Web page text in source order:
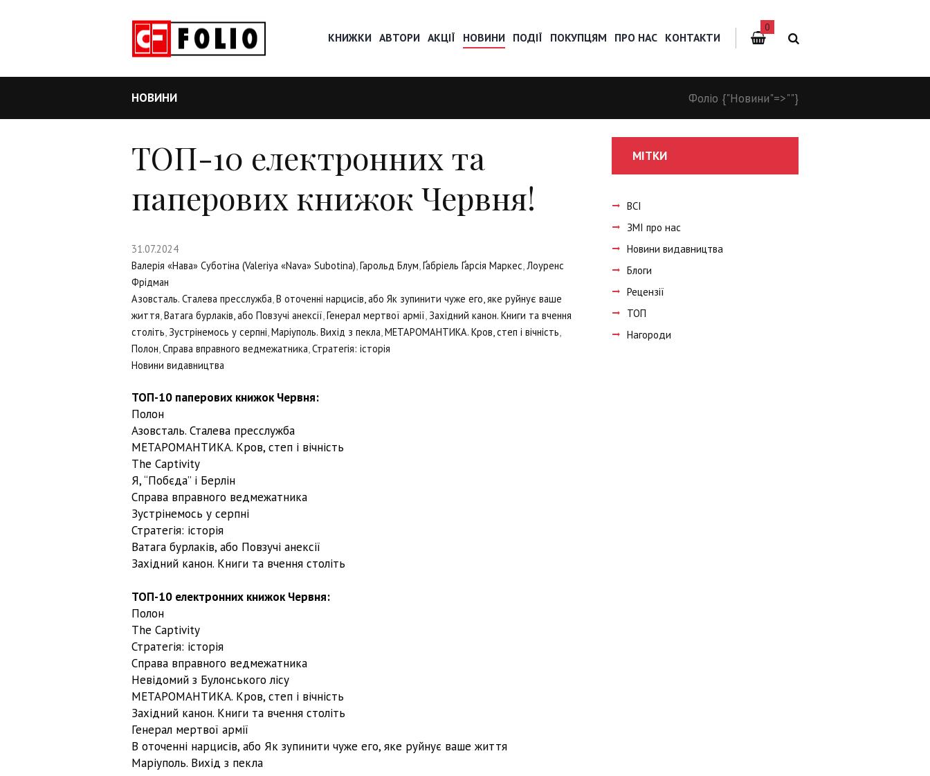
КНИЖКИ АВТОРИ АКЦІЇ НОВИНИ ПОДІЇ ПОКУПЦЯМ ПРО НАС КОНТАКТИ
0
НОВИНИ Фоліо {"Новини"=>""}
ТОП-10 електронних та
паперових книжок Червня!
31.07.2024
Валерія «Нава» Суботіна (Valeriya «Nava» Subotina),Гарольд Блум,Ґабріель Ґарсія Маркес,Лоуренс
Фрідман
Азовсталь. Сталева пресслужба,В оточенні нарцисів, або Як зупинити чуже его, яке руйнує ваше
життя,Ватага бурлаків, або Повзучі анексії,Генерал мертвої армії, Західний канон. Книги та вчення
століть, Зустрінемось у серпні,Маріуполь. Вихід з пекла,МЕТАРОМАНТИКА. Кров, степ і вічність,
Полон,Справа вправного ведмежатника,Стратегія: історія
Новини видавництва
ТОП-10 паперових книжок Червня:
Полон
Азовсталь. Сталева пресслужба
МЕТАРОМАНТИКА. Кров, степ і вічність
The Captivity
Я, “Побєда” і Берлін
Справа вправного ведмежатника
Зустрінемось у серпні
Стратегія: історія
Ватага бурлаків, або Повзучі анексії
Західний канон. Книги та вчення століть
ТОП-10 електронних книжок Червня:
Полон
The Captivity
Стратегія: історія
Справа вправного ведмежатника
Невідомий з Булонського лісу
МЕТАРОМАНТИКА. Кров, степ і вічність
Західний канон. Книги та вчення століть
Генерал мертвої армії
В оточенні нарцисів, або Як зупинити чуже его, яке руйнує ваше життя
Маріуполь. Вихід з пекла
МІТКИ
ВСІ
ЗМІ про нас
Новини видавництва
Блоги
Рецензії
ТОП
Нагороди